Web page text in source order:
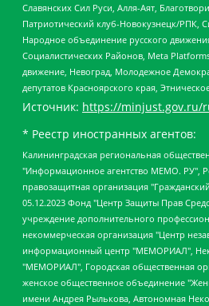
Славянских Сил Руси, Алля-Аят,
Патриотический клуб-Новокузнецк/РПК,
Народное объединение русского
Социалистических Районов, Meta
движение, Невоград, Молодежное
депутатов Красноярского края,
Источник: https://minjust.gov.ru/
* Реестр иностранных агентов:
Калининградская региональная общественная организация "Экозащита!-Женсовет", Фонд содействия защите прав и свобод граждан "Общественный вердикт", Фонд "Институт Развития Свободы Информации", Частное учреждение "Информационное агентство МЕМО. РУ", Региональная общественная организация "Общественная комиссия по сохранению наследия академика Сахарова", Фонд поддержки свободы прессы, Санкт-Петербургская общественная правозащитная организация "Гражданский контроль", Межрегиональная общественная организация "Информационно-просветительский центр "Мемориал", Региональный Фонд "Центр Защиты Прав Средств Массовой Информации", с 05.12.2023 Фонд "Центр Защиты Прав Средств массовой информации", Региональная общественная благотворительная организация помощи беженцам и мигрантам "Гражданское содействие", Негосударственное образовательное учреждение дополнительного профессионального образования (повышение квалификации) специалистов "АКАДЕМИЯ ПО ПРАВАМ ЧЕЛОВЕКА", Свердловская региональная общественная организация "Сутяжник", Автономная некоммерческая организация "Центр независимых социологических исследований", Союз общественных объединений "Российский исследовательский центр по правам человека", Региональное общественное учреждение научно-информационный центр "МЕМОРИАЛ", Некоммерческая организация "Фонд защиты гласности", Автономная некоммерческая организация "Институт прав человека", Городская общественная организация "Екатеринбургское общество "МЕМОРИАЛ", Городская общественная организация "Рязанское историко-просветительское и правозащитное общество "Мемориал" (Рязанский Мемориал), Челябинский региональный орган общественной самодеятельности – женское общественное объединение "Женщины Евразии", Челябинский региональный орган общественной самодеятельности